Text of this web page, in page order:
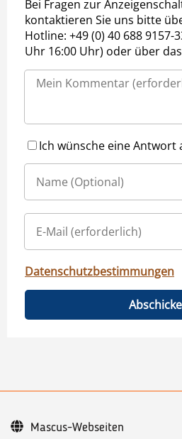
Bei Fragen zur
kontaktieren Sie uns bitte
Hotline: +49 (0) 40 688 9157-
Uhr 16:00 Uhr) oder über
Ich wünsche eine Antwort
Datenschutzbestimmungen
Mascus-Webseiten